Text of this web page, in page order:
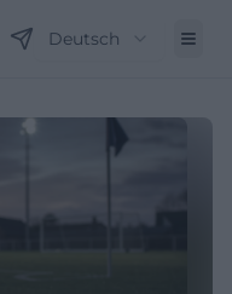
Deutsch